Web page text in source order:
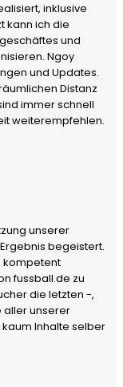
inklusive
kann ich die
und
Ngoy
und Updates.
Distanz
immer schnell
weiterempfehlen.
unserer
begeistert.
kompetent
fussball.de zu
die letzten -,
aller unserer
Inhalte selber